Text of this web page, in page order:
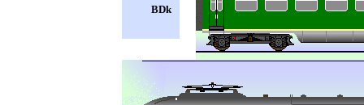
BDk